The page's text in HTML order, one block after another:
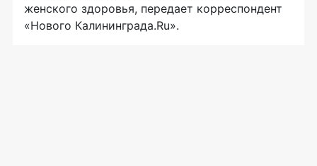
женского здоровья, передает корреспондент
«Нового Калининграда.Ru».